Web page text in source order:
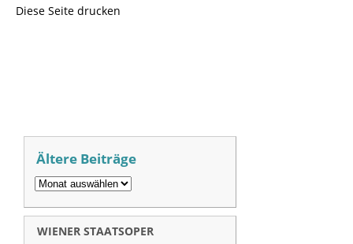
Diese Seite drucken
Ältere Beiträge
WIENER STAATSOPER